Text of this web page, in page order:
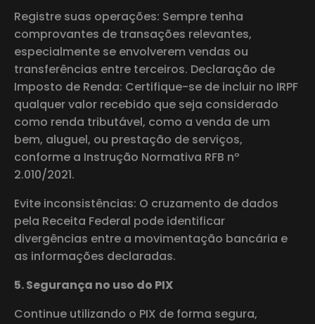
Registre suas operações: Sempre tenha
comprovantes de transações relevantes,
especialmente se envolverem vendas ou
transferências entre terceiros. Declaração de
Imposto de Renda: Certifique-se de incluir no IRPF
qualquer valor recebido que seja considerado
como renda tributável, como a venda de um
bem, aluguel, ou prestação de serviços,
conforme a Instrução Normativa RFB nº
2.010/2021.
Evite inconsistências: O cruzamento de dados
pela Receita Federal pode identificar
divergências entre a movimentação bancária e
as informações declaradas.
5. Segurança no uso do PIX
Continue utilizando o PIX de forma segura,